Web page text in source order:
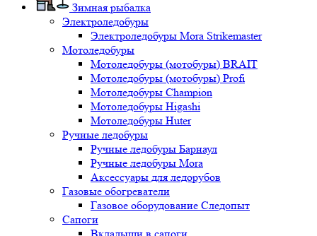
Зимная рыбалка
Электроледобуры
Электроледобуры Mora Strikemaster
Мотоледобуры
Мотоледобуры (мотобуры) BRAIT
Мотоледобуры (мотобуры) Profi
Мотоледобуры Champion
Мотоледобуры Higashi
Мотоледобуры Huter
Ручные ледобуры
Ручные ледобуры Барнаул
Ручные ледобуры Mora
Аксессуары для ледорубов
Газовые обогреватели
Газовое оборудование Следопыт
Сапоги